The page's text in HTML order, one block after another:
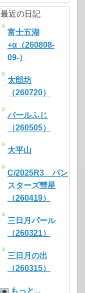
最近の日記
富士五湖
+α（260808-
09-）
太郎坊
（260720）
パールふじ
（260505）
大平山
C/2025R3 パン
スターズ彗星
（260419）
三日月パール
（260321）
三日月の出
（260315）
もっと...